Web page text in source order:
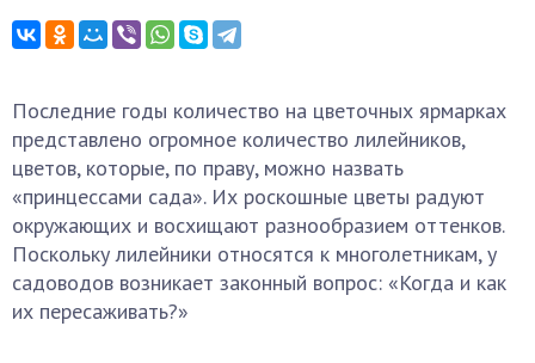
Последние годы количество на цветочных ярмарках
представлено огромное количество лилейников,
цветов, которые, по праву, можно назвать
«принцессами сада». Их роскошные цветы радуют
окружающих и восхищают разнообразием оттенков.
Поскольку лилейники относятся к многолетникам, у
садоводов возникает законный вопрос: «Когда и как
их пересаживать?»